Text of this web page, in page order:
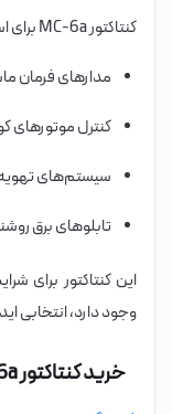
کنتاکتور MC-6a برای استفاده در موارد زیر مناسب است:
مدارهای فرمان
کنترل موتورهای کوچک
سیستم‌های تهویه
تابلوهای برق
این کنتاکتور برای
وجود دارد،
خرید کنتاکتور MC-6a از فروشگاه برق بازار